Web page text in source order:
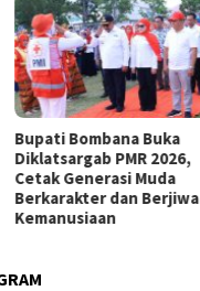
Bupati Bombana Buka
Diklatsargab PMR 2026,
Cetak Generasi Muda
Berkarakter dan Berjiwa
Kemanusiaan